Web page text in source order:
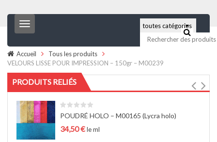
T
o
e
a
v
i
g
a
i
Accueil
Tous les produits
VELOURS LISSE POUR IMPRESSION – 150gr – M00239
PRODUITS RELIÉS
POUDRÉ HOLO – M00165 (Lycra holo)
34,50€le ml